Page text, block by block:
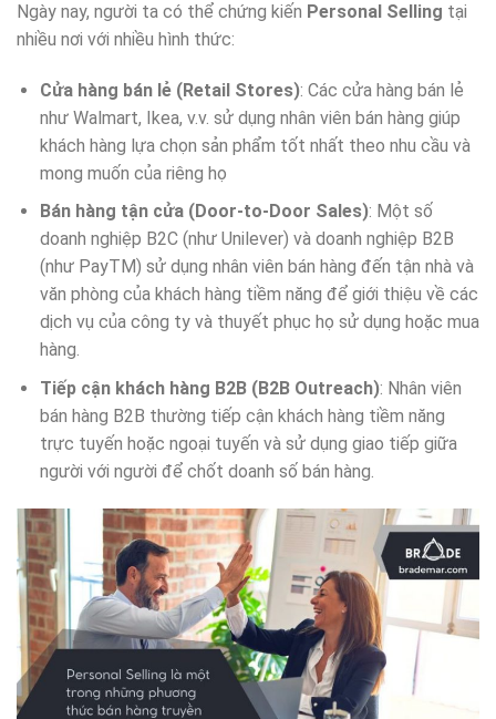
Ngày nay, người ta có thể chứng kiến Personal Selling tại
nhiều nơi với nhiều hình thức:
Cửa hàng bán lẻ (Retail Stores): Các cửa hàng bán lẻ
như Walmart, Ikea, v.v. sử dụng nhân viên bán hàng giúp
khách hàng lựa chọn sản phẩm tốt nhất theo nhu cầu và
mong muốn của riêng họ
Bán hàng tận cửa (Door-to-Door Sales): Một số
doanh nghiệp B2C (như Unilever) và doanh nghiệp B2B
(như PayTM) sử dụng nhân viên bán hàng đến tận nhà và
văn phòng của khách hàng tiềm năng để giới thiệu về các
dịch vụ của công ty và thuyết phục họ sử dụng hoặc mua
hàng.
Tiếp cận khách hàng B2B (B2B Outreach): Nhân viên
bán hàng B2B thường tiếp cận khách hàng tiềm năng
trực tuyến hoặc ngoại tuyến và sử dụng giao tiếp giữa
người với người để chốt doanh số bán hàng.